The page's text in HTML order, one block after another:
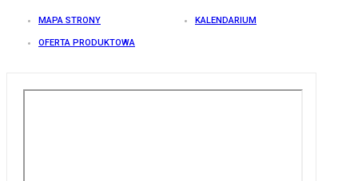
MAPA STRONY KALENDARIUM
OFERTA PRODUKTOWA